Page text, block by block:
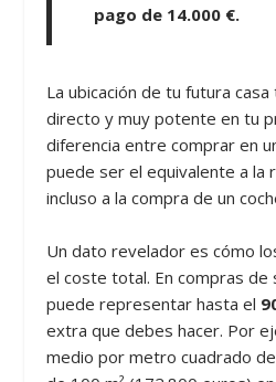
pago de 14.000 €.
La ubicación de tu futura
directo y muy potente en tu
diferencia entre comprar en
puede ser el equivalente a la
incluso a la compra de un
Un dato revelador es cómo
el coste total. En compras de
puede representar hasta el
extra que debes hacer. Por
medio por metro cuadrado